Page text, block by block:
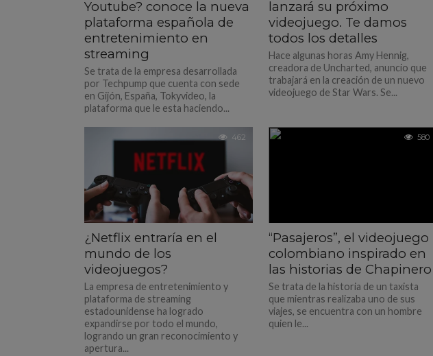
Youtube? conoce la nueva
plataforma española de
entretenimiento en
streaming
Se trata de la empresa desarrollada
por Techpump que cuenta con sede
en Gijón, España, Tokyvideo, la
plataforma que le esta haciendo...
lanzará su próximo
videojuego. Te damos
todos los detalles
Hace algunas horas Amy Hennig,
creadora de Uncharted, anuncio que
trabajará en la creación de un nuevo
videojuego de Star Wars. Se...
462
¿Netflix entraría en el
mundo de los
videojuegos?
La empresa de entretenimiento y
plataforma de streaming
estadounidense ha logrado
expandirse por todo el mundo,
logrando un gran reconocimiento y
apertura...
580
“Pasajeros”, el videojuego
colombiano inspirado en
las historias de Chapinero
Se trata de la historia de un taxista
que mientras realizaba uno de sus
viajes, se encuentra con un hombre
quien le...